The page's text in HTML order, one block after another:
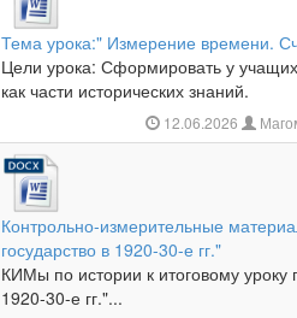
Тема урока:" Измерение времени.
Цели урока: Сформировать у
как части исторических знаний.
12.06.2026
Контрольно-измерительные
государство в 1920-30-е гг."
КИМы по истории к итоговому уроку
1920-30-е гг."...